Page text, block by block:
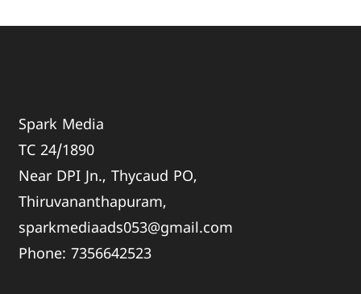
Spark Media
TC 24/1890
Near DPI Jn., Thycaud PO,
Thiruvananthapuram,
sparkmediaads053@gmail.com
Phone:7356642523